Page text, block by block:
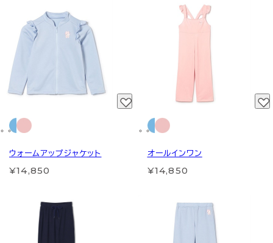
ウォームアップジャケット
¥14,850
オールインワン
¥14,850